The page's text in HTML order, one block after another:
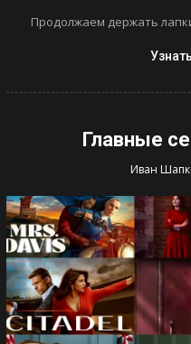
Продолжаем держать
Главные
Иван